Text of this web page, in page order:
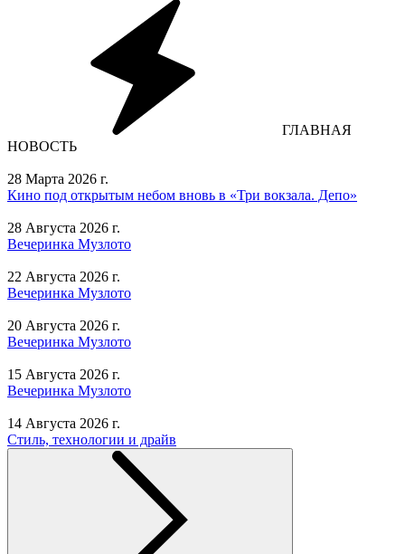
ГЛАВНАЯ
НОВОСТЬ
28 Марта 2026 г.
Кино под открытым небом вновь в «Три вокзала. Депо»
28 Августа 2026 г.
Вечеринка Музлото
22 Августа 2026 г.
Вечеринка Музлото
20 Августа 2026 г.
Вечеринка Музлото
15 Августа 2026 г.
Вечеринка Музлото
14 Августа 2026 г.
Стиль, технологии и драйв